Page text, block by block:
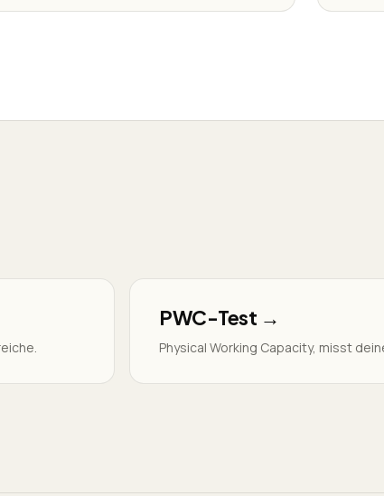
PWC-Test →
Physical Working Capacity, misst